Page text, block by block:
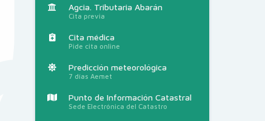
Agcia. Tributaria Abarán
Cita previa
Cita médica
Pide cita online
Predicción meteorológica
7 días Aemet
Punto de Información Catastral
Sede Electrónica del Catastro